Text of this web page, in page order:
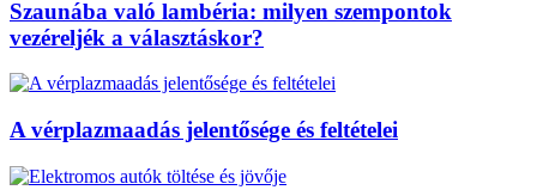
Szaunába való lambéria: milyen szempontok
vezéreljék a választáskor?
A vérplazmaadás jelentősége és feltételei